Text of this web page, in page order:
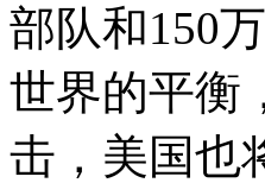
部队和150
世界的平衡
击，美国也